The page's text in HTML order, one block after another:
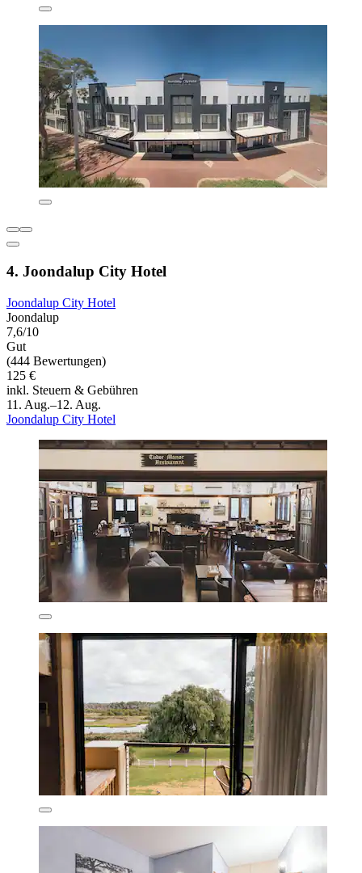
4. Joondalup City Hotel
Joondalup City Hotel
Joondalup
7,6/10
Gut
(444 Bewertungen)
125 €
inkl. Steuern & Gebühren
11. Aug.–12. Aug.
Joondalup City Hotel